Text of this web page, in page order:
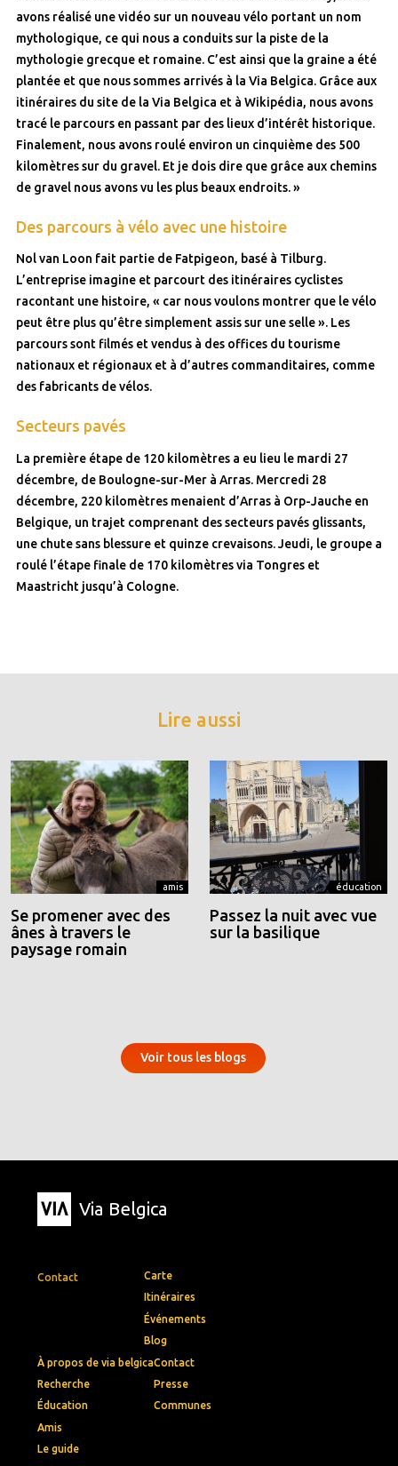
avons réalisé une vidéo sur un nouveau vélo portant un nom
mythologique, ce qui nous a conduits sur la piste de la
mythologie grecque et romaine. C’est ainsi que la graine a été
plantée et que nous sommes arrivés à la Via Belgica. Grâce aux
itinéraires du site de la Via Belgica et à Wikipédia, nous avons
tracé le parcours en passant par des lieux d’intérêt historique.
Finalement, nous avons roulé environ un cinquième des 500
kilomètres sur du gravel. Et je dois dire que grâce aux chemins
de gravel nous avons vu les plus beaux endroits. »
Des parcours à vélo avec une histoire
Nol van Loon fait partie de Fatpigeon, basé à Tilburg.
L’entreprise imagine et parcourt des itinéraires cyclistes
racontant une histoire, « car nous voulons montrer que le vélo
peut être plus qu’être simplement assis sur une selle ». Les
parcours sont filmés et vendus à des offices du tourisme
nationaux et régionaux et à d’autres commanditaires, comme
des fabricants de vélos.
Secteurs pavés
La première étape de 120 kilomètres a eu lieu le mardi 27
décembre, de Boulogne-sur-Mer à Arras. Mercredi 28
décembre, 220 kilomètres menaient d’Arras à Orp-Jauche en
Belgique, un trajet comprenant des secteurs pavés glissants,
une chute sans blessure et quinze crevaisons. Jeudi, le groupe a
roulé l’étape finale de 170 kilomètres via Tongres et
Maastricht jusqu’à Cologne.
Lire aussi
amis
Se promener avec des
ânes à travers le
paysage romain
éducation
Passez la nuit avec vue
sur la basilique
Voir tous les blogs
Via Belgica
Contact
Carte
Itinéraires
Événements
Blog
À propos de via belgica
Recherche
Éducation
Amis
Le guide
Contact
Presse
Communes